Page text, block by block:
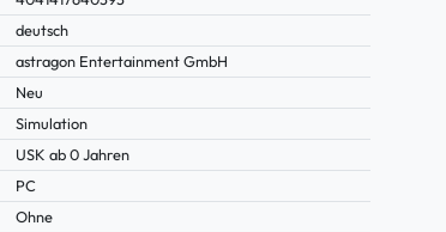
deutsch
astragon Entertainment GmbH
Neu
Simulation
USK ab 0 Jahren
PC
Ohne